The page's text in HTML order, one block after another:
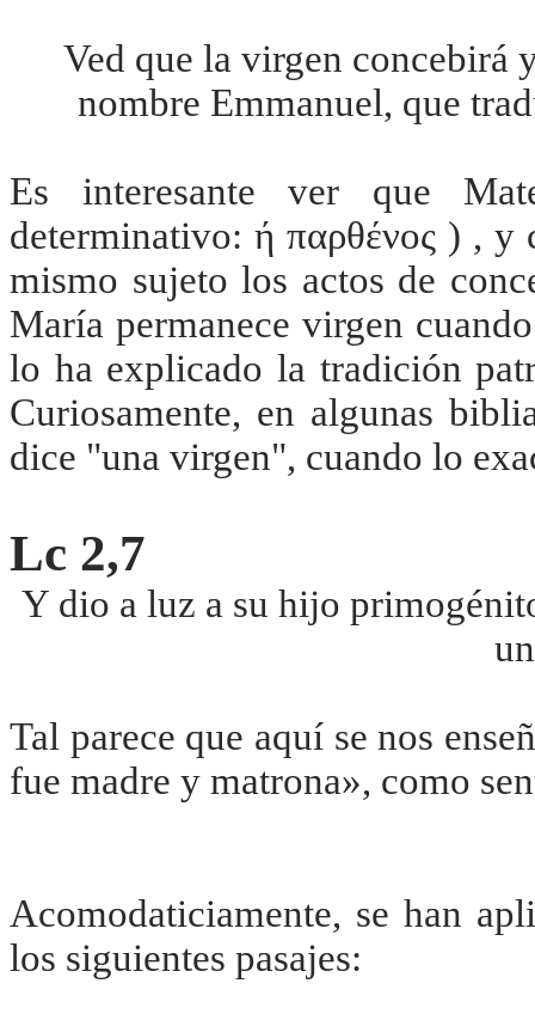
Ved que la virgen concebirá
nombre Emmanuel, que
Es interesante ver que
determinativo: ή παρθένος ) ,
mismo sujeto los actos de
María permanece virgen
lo ha explicado la tradición
Curiosamente, en algunas
dice "una virgen", cuando lo
Lc 2,7
Y dio a luz a su hijo
Tal parece que aquí se nos
fue madre y matrona», como
Acomodaticiamente, se han
los siguientes pasajes: